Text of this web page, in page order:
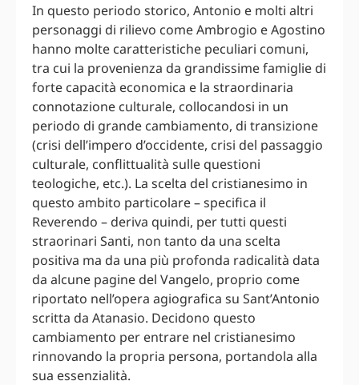
In questo periodo storico, Antonio e molti altri
personaggi di rilievo come Ambrogio e Agostino
hanno molte caratteristiche peculiari comuni,
tra cui la provenienza da grandissime famiglie di
forte capacità economica e la straordinaria
connotazione culturale, collocandosi in un
periodo di grande cambiamento, di transizione
(crisi dell’impero d’occidente, crisi del passaggio
culturale, conflittualità sulle questioni
teologiche, etc.). La scelta del cristianesimo in
questo ambito particolare – specifica il
Reverendo – deriva quindi, per tutti questi
straorinari Santi, non tanto da una scelta
positiva ma da una più profonda radicalità data
da alcune pagine del Vangelo, proprio come
riportato nell’opera agiografica su Sant’Antonio
scritta da Atanasio. Decidono questo
cambiamento per entrare nel cristianesimo
rinnovando la propria persona, portandola alla
sua essenzialità.